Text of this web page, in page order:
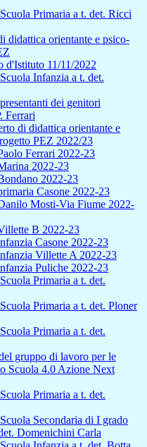
Primaria a t. det. Ricci
didattica orientante e psico-
d'Istituto 11/11/2022
Infanzia a t. det.
dei genitori
Ferrari
di didattica orientante e
PEZ 2022/23
Ferrari 2022-23
2022-23
2022-23
Casone 2022-23
Mosti-Via Fiume 2022-
B 2022-23
Casone 2022-23
Villette A 2022-23
Puliche 2022-23
Primaria a t. det.
Primaria a t. det. Ploner
Primaria a t. det.
gruppo di lavoro per le
Scuola 4.0 Azione Next
Primaria a t. det.
Secondaria di I grado
Domenichini Carla